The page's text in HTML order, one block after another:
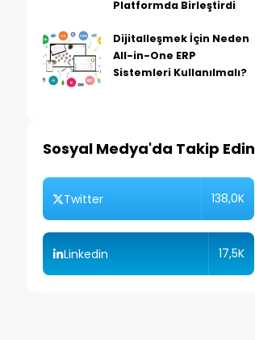
Platformda Birleştirdi
Dijitalleşmek İçin Neden
All-in-One ERP
Sistemleri Kullanılmalı?
Sosyal Medya'da Takip Edin
Twitter 138,0K
Linkedin 17,5K